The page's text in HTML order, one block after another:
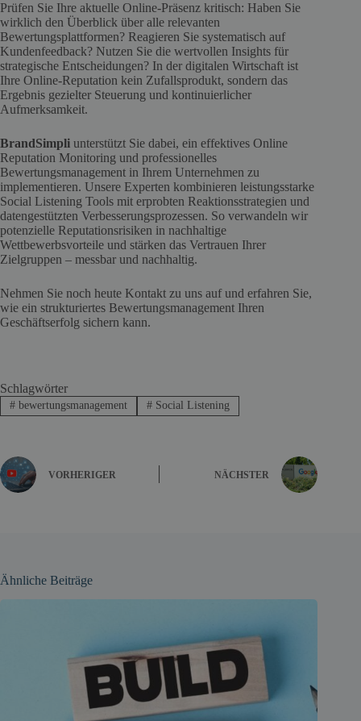
Prüfen Sie Ihre aktuelle Online-Präsenz kritisch: Haben Sie
wirklich den Überblick über alle relevanten
Bewertungsplattformen? Reagieren Sie systematisch auf
Kundenfeedback? Nutzen Sie die wertvollen Insights für
strategische Entscheidungen? In der digitalen Wirtschaft ist
Ihre Online-Reputation kein Zufallsprodukt, sondern das
Ergebnis gezielter Steuerung und kontinuierlicher
Aufmerksamkeit.
BrandSimpli unterstützt Sie dabei, ein effektives Online
Reputation Monitoring und professionelles
Bewertungsmanagement in Ihrem Unternehmen zu
implementieren. Unsere Experten kombinieren leistungsstarke
Social Listening Tools mit erprobten Reaktionsstrategien und
datengestützten Verbesserungsprozessen. So verwandeln wir
potenzielle Reputationsrisiken in nachhaltige
Wettbewerbsvorteile und stärken das Vertrauen Ihrer
Zielgruppen – messbar und nachhaltig.
Nehmen Sie noch heute Kontakt zu uns auf und erfahren Sie,
wie ein strukturiertes Bewertungsmanagement Ihren
Geschäftserfolg sichern kann.
Schlagwörter
#bewertungsmanagement #Social Listening
VORHERIGER NÄCHSTER
Ähnliche Beiträge